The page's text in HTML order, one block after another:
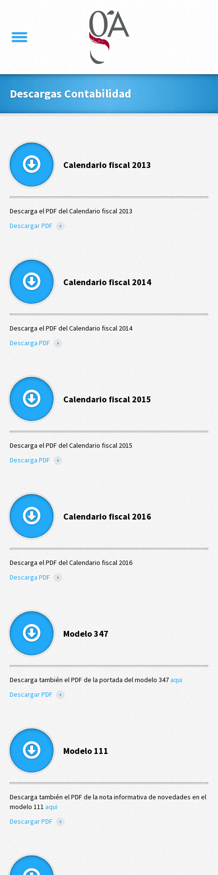
Descargas Contabilidad
Calendario fiscal 2013
Descarga el PDF del Calendario fiscal 2013
Descargar PDF
Calendario fiscal 2014
Descarga el PDF del Calendario fiscal 2014
Descarga PDF
Calendario fiscal 2015
Descarga el PDF del Calendario fiscal 2015
Descarga PDF
Calendario fiscal 2016
Descarga el PDF del Calendario fiscal 2016
Descarga PDF
Modelo 347
Descarga también el PDF de la portada del modelo 347aqui
Descargar PDF
Modelo 111
Descarga también el PDF de la nota informativa de novedades en el
modelo 111 aqui
Descargar PDF